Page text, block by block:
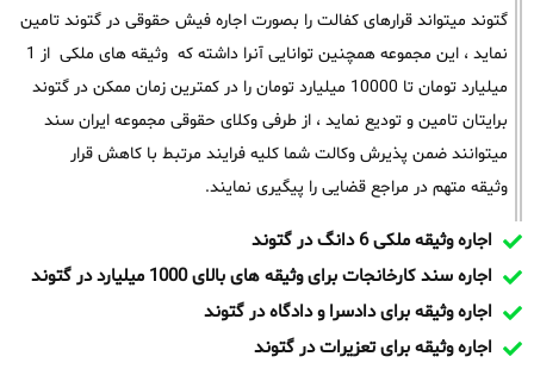
گتوند میتواند قرارهای کفالت را بصورت اجاره فیش حقوقی در گتوند تامین
نماید ، این مجموعه همچنین توانایی آنرا داشته که وثیقه های ملکی از 1
میلیارد تومان تا 10000 میلیارد تومان را در کمترین زمان ممکن در گتوند
برایتان تامین و تودیع نماید ، از طرفی وکلای حقوقی مجموعه ایران سند
میتوانند ضمن پذیرش وکالت شما کلیه فرایند مرتبط با کاهش قرار
وثیقه متهم در مراجع قضایی را پیگیری نمایند.
اجاره وثیقه ملکی 6 دانگ در گتوند
اجاره سند کارخانجات برای وثیقه های بالای 1000 میلیارد در گتوند
اجاره وثیقه برای دادسرا و دادگاه در گتوند
اجاره وثیقه برای تعزیرات در گتوند